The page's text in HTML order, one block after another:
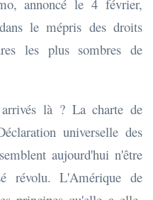
annoncé le 4 février,
le mépris des droits
les plus sombres de
là ? La charte de
universelle des
aujourd'hui n'être
révolu. L'Amérique de